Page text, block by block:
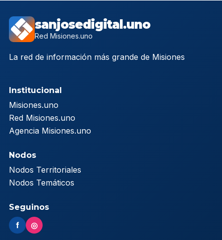
sanjosedigital.uno
Red Misiones.uno
La red de información más grande de Misiones
Institucional
Misiones.uno
Red Misiones.uno
Agencia Misiones.uno
Nodos
Nodos Territoriales
Nodos Temáticos
Seguinos
f ◎